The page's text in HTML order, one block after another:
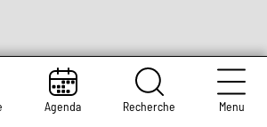
Agenda Recherche Menu